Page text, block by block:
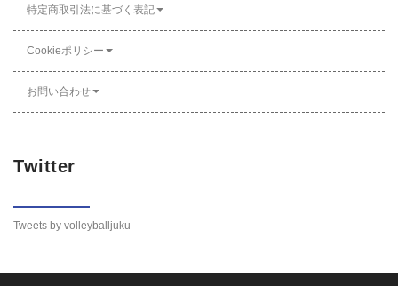
特定商取引法に基づく表記
Cookieポリシー
お問い合わせ
Twitter
Tweets by volleyballjuku